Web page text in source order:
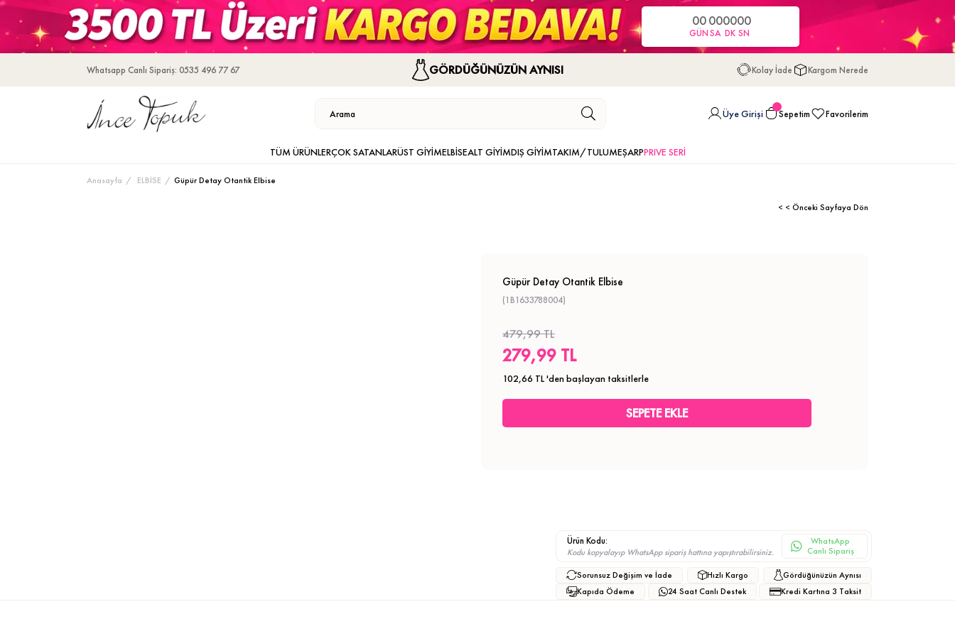
00
GÜN
00
SA
00
DK
00
SN
Whatsapp Canlı Sipariş: 0535 496 77 67 GÖRDÜĞÜNÜZÜN AYNISI Kolay İade Kargom Nerede
Üye Girişi Sepetim Favorilerim
TÜM ÜRÜNLERÇOK SATANLARÜST GİYİMELBİSEALT GİYİMDIŞ GİYİMTAKIM/TULUMEŞARPPRIVE SERİ
Anasayfa ELBİSE Güpür Detay Otantik Elbise
< < Önceki Sayfaya Dön
Güpür Detay Otantik Elbise
(1B1633788004)
479,99 TL
279,99 TL
102,66 TL'den başlayan taksitlerle
Ürün Kodu:
Kodu kopyalayıp WhatsApp sipariş hattına yapıştırabilirsiniz.
WhatsApp
Canlı Sipariş
Sorunsuz Değişim ve İade Hızlı Kargo
Gördüğünüzün Aynısı
Kapıda Ödeme
24 Saat Canlı Destek Kredi Kartına 3 Taksit